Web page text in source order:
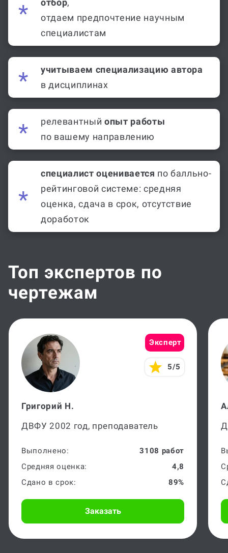
отбор,
отдаем предпочтение научным
специалистам
учитываем специализацию автора
в дисциплинах
релевантный опыт работы
по вашему направлению
специалист оценивается по балльно-
рейтинговой системе: средняя
оценка, сдача в срок, отсутствие
доработок
Топ экспертов по
чертежам
Эксперт
5/5
Григорий Н.
ДВФУ 2002 год, преподаватель
Выполнено:
3108 работ
Средняя оценка:
4,8
Сдано в срок:
89%
Заказать